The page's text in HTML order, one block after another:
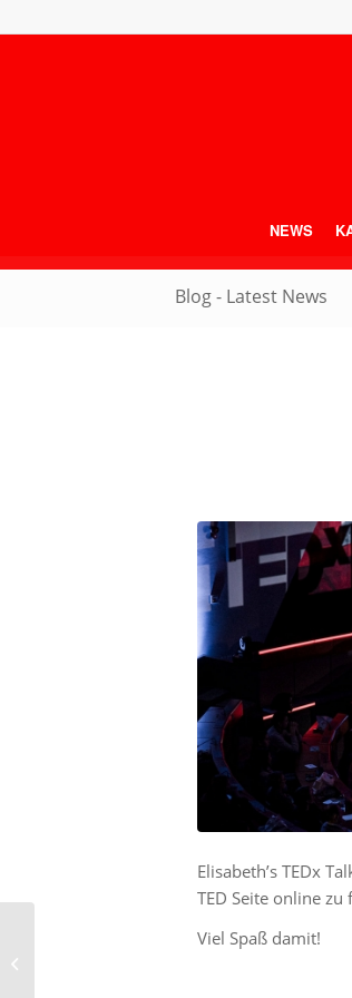
NEWS
Blog - Latest News
Elisabeth’s TEDx
TED Seite online zu
Viel Spaß damit!